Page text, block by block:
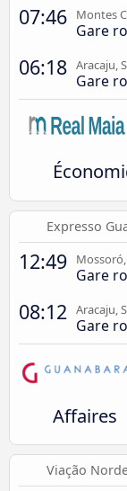
07:46 Montes
Gare
06:18 Aracaju,
Gare
Expresso
12:49
Gare
08:12 Aracaju,
Gare
Affaires
Viação